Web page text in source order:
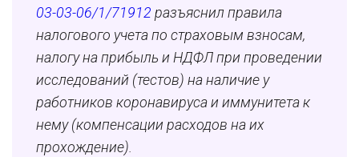
03-03-06/1/71912 разъяснил правила
налогового учета по страховым взносам,
налогу на прибыль и НДФЛ при проведении
исследований (тестов) на наличие у
работников коронавируса и иммунитета к
нему (компенсации расходов на их
прохождение).